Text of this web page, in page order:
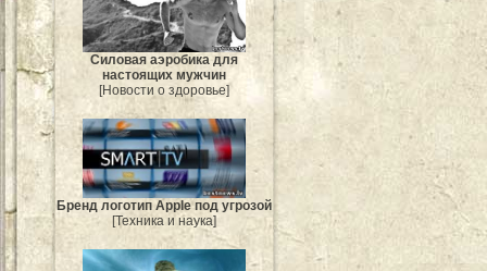
Силовая аэробика для
настоящих мужчин
[Новости о здоровье]
Бренд логотип Apple под угрозой
[Техника и наука]